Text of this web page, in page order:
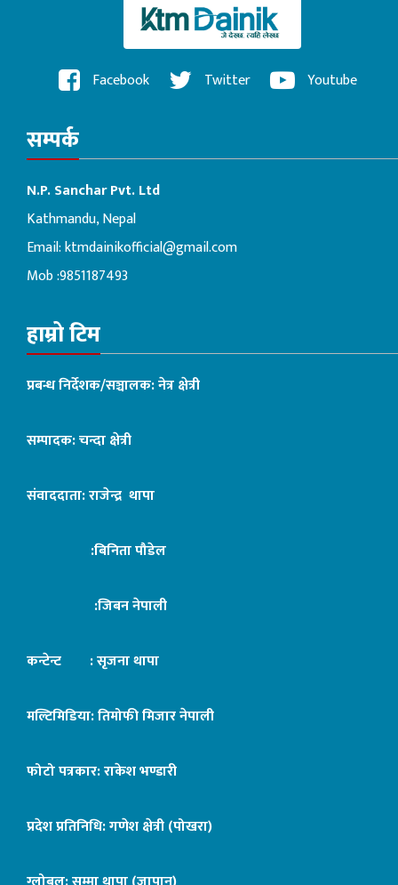
Facebook Twitter Youtube
सम्पर्क
N.P. Sanchar Pvt. Ltd
Kathmandu, Nepal
Email:ktmdainikofficial@gmail.com
Mob :9851187493
हाम्रो टिम
प्रबन्ध निर्देशक/सञ्चालक: नेत्र क्षेत्री
सम्पादक: चन्दा क्षेत्री
संवाददाता: राजेन्द्र थापा
:बिनिता पौडेल
:जिबन नेपाली
कन्टेन्ट : सृजना थापा
मल्टिमिडिया: तिमोफी मिजार नेपाली
फोटो पत्रकार: राकेश भण्डारी
प्रदेश प्रतिनिधि: गणेश क्षेत्री (पोखरा)